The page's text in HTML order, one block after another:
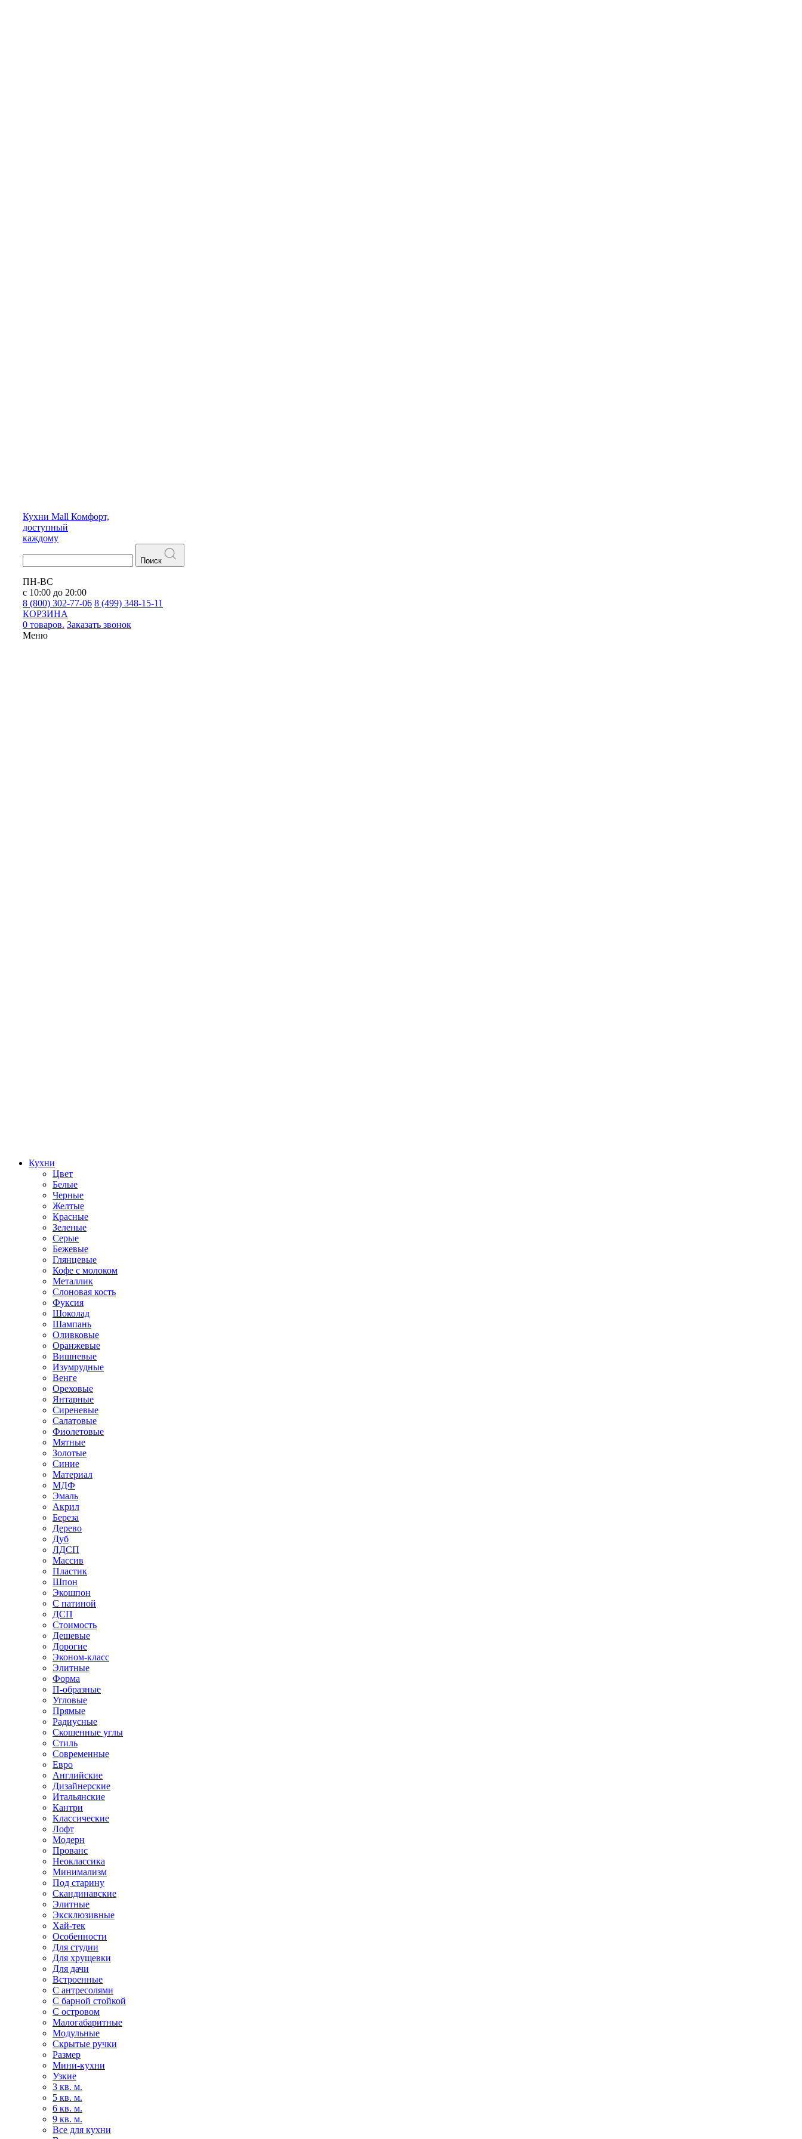
Кухни Mall Комфорт,
доступный
каждому
Поиск
ПН-ВС
с 10:00 до 20:00
8 (800) 302-77-06 8 (499) 348-15-11
КОРЗИНА
0 товаров. Заказать звонок
Меню
Кухни
Цвет
Белые
Черные
Желтые
Красные
Зеленые
Серые
Бежевые
Глянцевые
Кофе с молоком
Металлик
Слоновая кость
Фуксия
Шоколад
Шампань
Оливковые
Оранжевые
Вишневые
Изумрудные
Венге
Ореховые
Янтарные
Сиреневые
Салатовые
Фиолетовые
Мятные
Золотые
Синие
Материал
МДФ
Эмаль
Акрил
Береза
Дерево
Дуб
ЛДСП
Массив
Пластик
Шпон
Экошпон
С патиной
ДСП
Стоимость
Дешевые
Дорогие
Эконом-класс
Элитные
Форма
П-образные
Угловые
Прямые
Радиусные
Скошенные углы
Стиль
Современные
Евро
Английские
Дизайнерские
Итальянские
Кантри
Классические
Лофт
Модерн
Прованс
Неоклассика
Минимализм
Под старину
Скандинавские
Элитные
Эксклюзивные
Хай-тек
Особенности
Для студии
Для хрущевки
Для дачи
Встроенные
С антресолями
С барной стойкой
С островом
Малогабаритные
Модульные
Скрытые ручки
Размер
Мини-кухни
Узкие
3 кв. м.
5 кв. м.
6 кв. м.
9 кв. м.
Все для кухни